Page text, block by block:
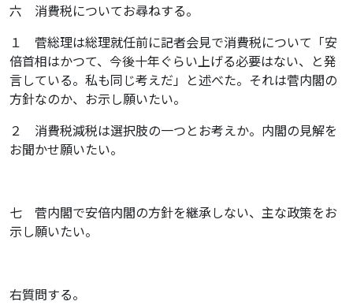
六 消費税についてお尋ねする。
１ 菅総理は総理就任前に記者会見で消費税について「安
倍首相はかつて、今後十年ぐらい上げる必要はない、と発
言している。私も同じ考えだ」と述べた。それは菅内閣の
方針なのか、お示し願いたい。
２ 消費税減税は選択肢の一つとお考えか。内閣の見解を
お聞かせ願いたい。
七 菅内閣で安倍内閣の方針を継承しない、主な政策をお
示し願いたい。
右質問する。